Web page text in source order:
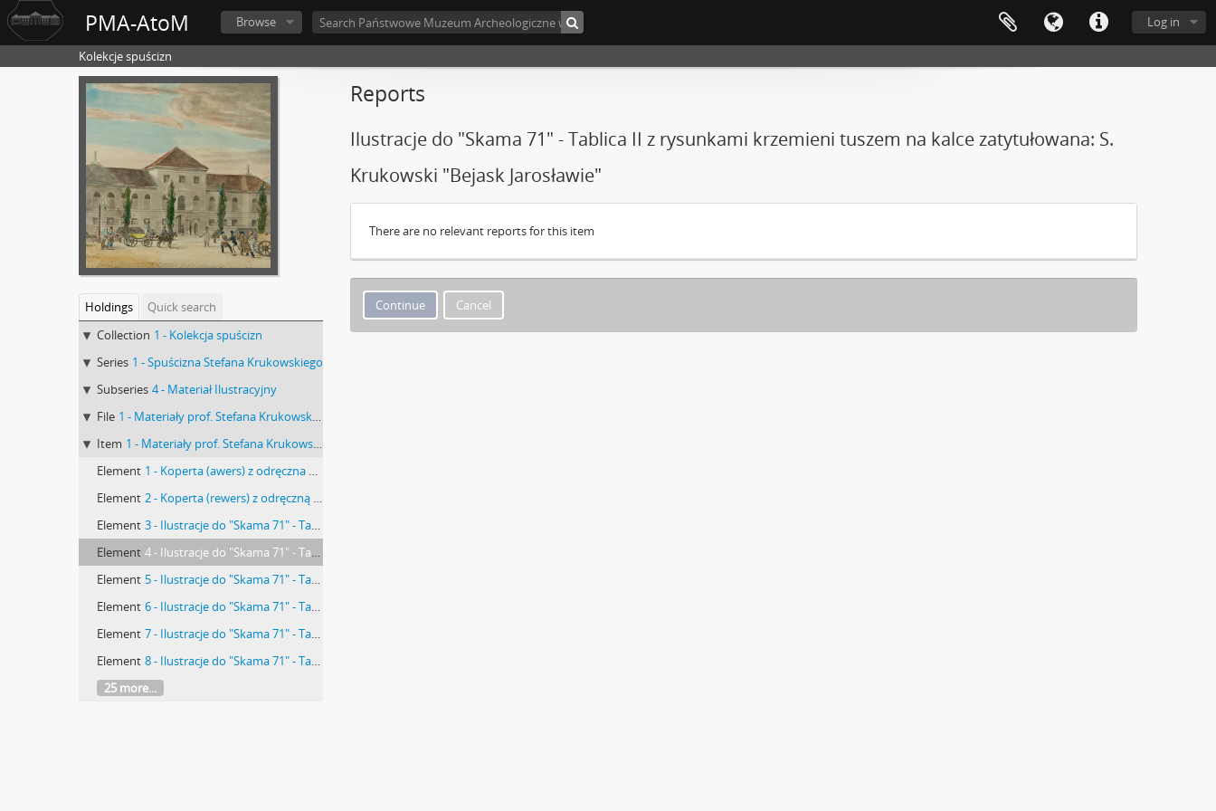
PMA-AtoM Log in
Browse
Kolekcje spuścizn
Holdings
Quick search
Collection 1 - Kolekcja spuścizn
Series 1 - Spuścizna Stefana Krukowskiego
Subseries 4 - Materiał Ilustracyjny
File 1 - Materiały prof. Stefana Krukowskiego: Ilustracje do "Skama 71"
Item 1 - Materiały prof. Stefana Krukowskiego: Obrazki oryginalne Skama 71
Element 1 - Koperta (awers) z odręczna natatką prof. Stefana Krukowskiego
Element 2 - Koperta (rewers) z odręczną natatką prof. Stefana Krukowskiego
Element 3 - Ilustracje do "Skama 71" - Tablica I z rysunkami krzemieni tuszem na kalce zatytułowana: S. Krukowski "Bejask Jarosławie"
Element 4 - Ilustracje do "Skama 71" - Tablica II z rysunkami krzemieni tuszem na kalce zatytułowana: S. Krukowski "Bejask Jarosławie"
Element 5 - Ilustracje do "Skama 71" - Tablica III z rysunkami krzemieni tuszem na kalce zatytułowana: S. Krukowski "Bejask Jarosławie"
Element 6 - Ilustracje do "Skama 71" - Tablica IV z rysunkami krzemieni tuszem na kalce zatytułowana: S. Krukowski "Bejask Jarosławie"
Element 7 - Ilustracje do "Skama 71" - Tablica V z rysunkami krzemieni tuszem na kalce zatytułowana: S. Krukowski "Bejask Jarosławie"
Element 8 - Ilustracje do "Skama 71" - Tablica VI z rysunkami krzemieni tuszem na kalce zatytułowana: S. Krukowski "Bejask Jarosławie"
25 more...
Reports
Ilustracje do "Skama 71" - Tablica II z rysunkami krzemieni tuszem na kalce zatytułowana: S.
Krukowski "Bejask Jarosławie"
There are no relevant reports for this item
Cancel